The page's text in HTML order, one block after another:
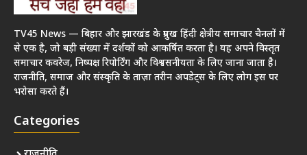
TV45 News — बिहार और झारखंड के प्रमुख हिंदी क्षेत्रीय समाचार चैनलों में
से एक है, जो बड़ी संख्या में दर्शकों को आकर्षित करता है। यह अपने विस्तृत
समाचार कवरेज, निष्पक्ष रिपोर्टिंग और विश्वसनीयता के लिए जाना जाता है।
राजनीति, समाज और संस्कृति के ताज़ा तरीन अपडेट्स के लिए लोग इस पर
भरोसा करते हैं।
Categories